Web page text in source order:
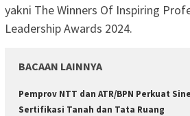
yakni The Winners Of Inspiring
Leadership Awards 2024.
BACAAN LAINNYA
Pemprov NTT dan ATR/BPN Perkuat
Sertifikasi Tanah dan Tata Ruang